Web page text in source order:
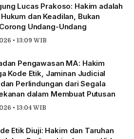
Lucas Prakoso: Hakim adalah
dan Keadilan, Bukan
Undang-Undang
• 13:09 WIB
Pengawasan MA: Hakim
Kode Etik, Jaminan Judicial
Perlindungan dari Segala
dalam Membuat Putusan
• 13:04 WIB
Etik Diuji: Hakim dan Taruhan